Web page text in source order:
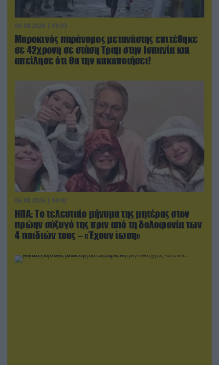
06.08.2026 | 09:03
Μαροκινός παράνομος μετανάστης επιτέθηκε
σε 42χρονη σε στάση Τραμ στην Ισπανία και
απείλησε ότι θα την κακοποιήσει!
06.08.2026 | 09:02
ΗΠΑ: Το τελευταίο μήνυμα της μητέρας στον
πρώην σύζυγό της πριν από τη δολοφονία των
4 παιδιών τους – «Έχουν ίωση»